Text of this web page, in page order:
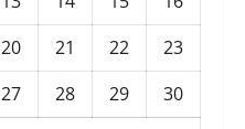
20 21 22
23
27 28 29
30